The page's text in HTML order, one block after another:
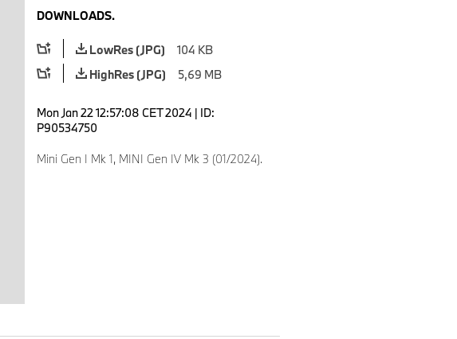
DOWNLOADS.
LowRes (JPG)
104 KB
HighRes (JPG)
5,69 MB
Mon Jan 22 12:57:08 CET 2024 | ID:
P90534750
Mini Gen I Mk 1, MINI Gen IV Mk 3 (01/2024).